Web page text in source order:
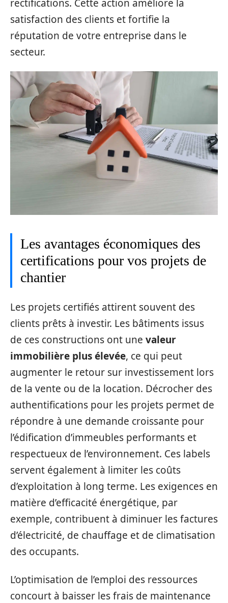
rectifications. Cette action améliore la
satisfaction des clients et fortifie la
réputation de votre entreprise dans le
secteur.
Les avantages économiques des
certifications pour vos projets de
chantier
Les projets certifiés attirent souvent des
clients prêts à investir. Les bâtiments issus
de ces constructions ont une valeur
immobilière plus élevée, ce qui peut
augmenter le retour sur investissement lors
de la vente ou de la location. Décrocher des
authentifications pour les projets permet de
répondre à une demande croissante pour
l’édification d’immeubles performants et
respectueux de l’environnement. Ces labels
servent également à limiter les coûts
d’exploitation à long terme. Les exigences en
matière d’efficacité énergétique, par
exemple, contribuent à diminuer les factures
d’électricité, de chauffage et de climatisation
des occupants.
L’optimisation de l’emploi des ressources
concourt à baisser les frais de maintenance